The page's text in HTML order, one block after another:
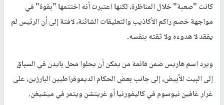
كانت "صعبة" خلال المناظرة، لكنها اعتبرت أنه اختتمها "بقوة" في
مواجهة خصم راكم الأكاذيب والتعليقات الشائنة، لافتة إلى أن الرئيس لم
يفقد لا هدوءه ولا ثقته بنفسه.
ويرد اسم هاريس ضمن قائمة من يمكن أن يحلوا محل بايدن في السباق
إلى البيت الأبيض، إلى جانب بعض الحكام الديموقراطيين البارزين، على
غرار غافين نيوسوم في كاليفورنيا أو غريتشن ويتمر في ميشيغن.